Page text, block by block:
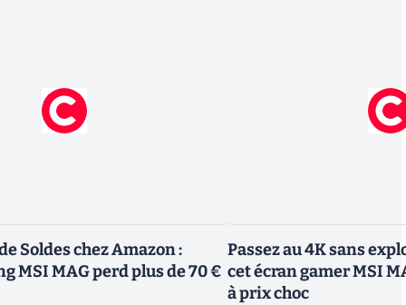
Soldes chez Amazon :
MSI MAG perd plus de 70 €
Passez au 4K sans
cet écran gamer MSI
à prix choc